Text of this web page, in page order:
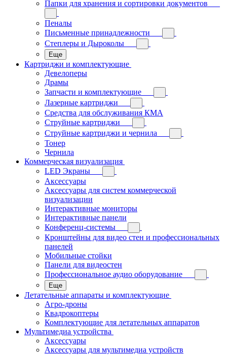
Папки для хранения и сортировки документов
Пеналы
Письменные принадлежности
Степлеры и Дыроколы
Еще
Картриджи и комплектующие
Девелоперы
Драмы
Запчасти и комплектующие
Лазерные картриджи
Средства для обслуживания КМА
Струйные картриджи
Струйные картриджи и чернила
Тонер
Чернила
Коммерческая визуализация
LED Экраны
Аксессуары
Аксессуары для систем коммерческой
визуализации
Интерактивные мониторы
Интерактивные панели
Конференц-системы
Кронштейны для видео стен и профессиональных
панелей
Мобильные стойки
Панели для видеостен
Профессиональное аудио оборудование
Еще
Летательные аппараты и комплектующие
Агро-дроны
Квадрокоптеры
Комплектующие для летательных аппаратов
Мультимедиа устройства
Аксессуары
Аксессуары для мультимедиа устройств